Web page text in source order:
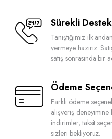
Sürekli Destek
Tanıştığımız ilk
vermeye hazırız.
satış sonrasında bir
Ödeme
Farklı ödeme
alışveriş deneyimine
indirimler, taksit
sizleri bekliyoruz.